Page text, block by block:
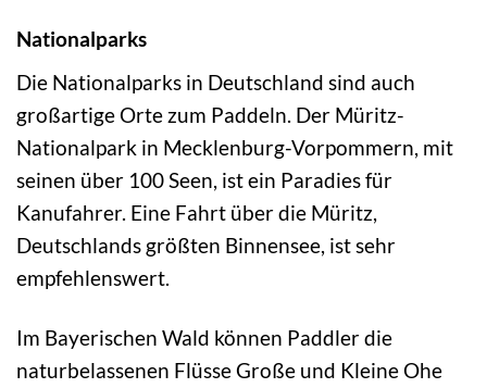
Nationalparks
Die Nationalparks in Deutschland sind auch
großartige Orte zum Paddeln. Der Müritz-
Nationalpark in Mecklenburg-Vorpommern, mit
seinen über 100 Seen, ist ein Paradies für
Kanufahrer. Eine Fahrt über die Müritz,
Deutschlands größten Binnensee, ist sehr
empfehlenswert.
Im Bayerischen Wald können Paddler die
naturbelassenen Flüsse Große und Kleine Ohe